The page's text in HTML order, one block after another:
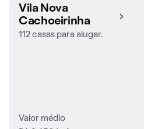
Vila Nova
Cachoeirinha
112 casas para alugar.
Valor médio